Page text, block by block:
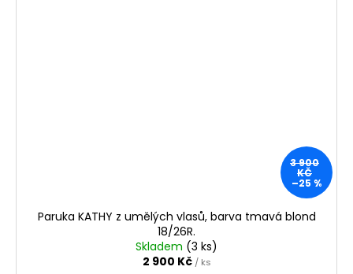
3 900
KČ
–25 %
Paruka KATHY z umělých vlasů, barva tmavá blond
18/26R.
Skladem (3 ks)
2 900 Kč / ks